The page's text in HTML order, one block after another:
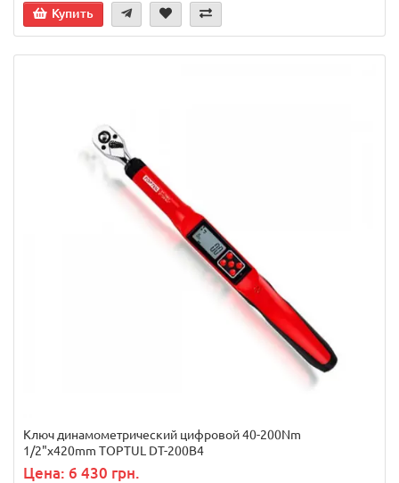
Купить
Ключ динамометрический цифровой 40-200Nm
1/2"x420mm TOPTUL DT-200B4
Цена: 6 430 грн.